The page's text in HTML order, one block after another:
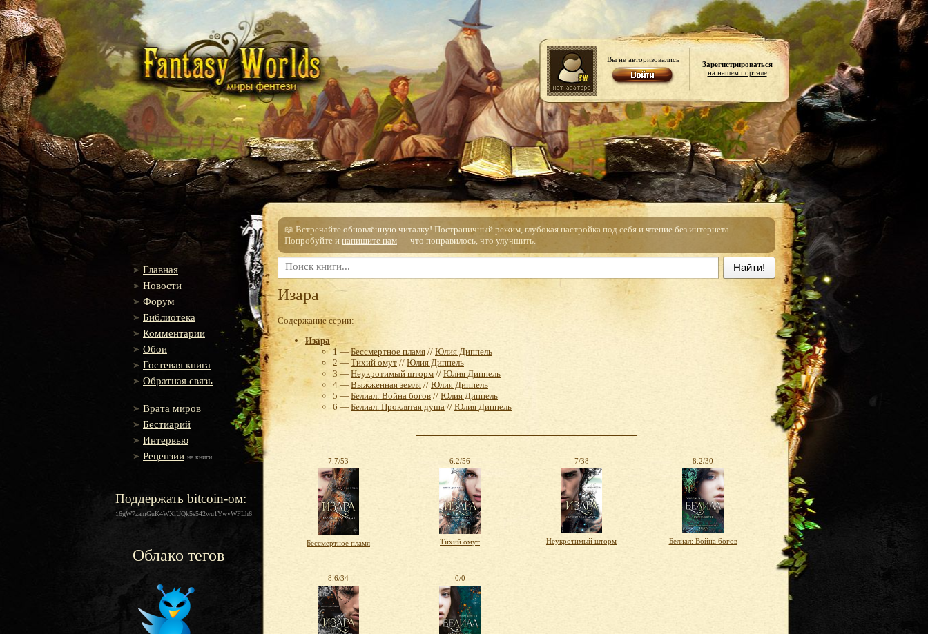
Вы не авторизовались
Зарегистрироваться
на нашем портале
Главная
Новости
Форум
Библиотека
Комментарии
Обои
Гостевая книга
Обратная связь
Врата миров
Бестиарий
Интервью
Рецензии на книги
Поддержать bitcoin-ом:
16gW7zamGuK4WXiUQk5s542wu1YwyWFLh6
Облако тегов
📖 Встречайте обновлённую читалку! Постраничный режим, глубокая настройка под себя и чтение без интернета.
Попробуйте и напишите нам — что понравилось, что улучшить.
Найти!
Изара
Содержание серии:
Изара
1 — Бессмертное пламя // Юлия Диппель
2 — Тихий омут // Юлия Диппель
3 — Неукротимый шторм // Юлия Диппель
4 — Выжженная земля // Юлия Диппель
5 — Белиал: Война богов // Юлия Диппель
6 — Белиал. Проклятая душа // Юлия Диппель
7.7/53
Бессмертное пламя
6.2/56
Тихий омут
7/38
Неукротимый шторм
8.2/30
Белиал: Война богов
8.6/34 0/0